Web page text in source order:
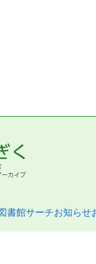
書館サーチお知らせ